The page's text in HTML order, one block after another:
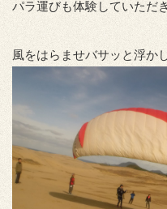
パラ運びも体験していただ
風をはらませバサッと浮か